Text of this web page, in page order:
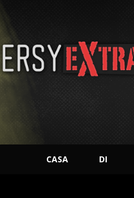
CASA DI